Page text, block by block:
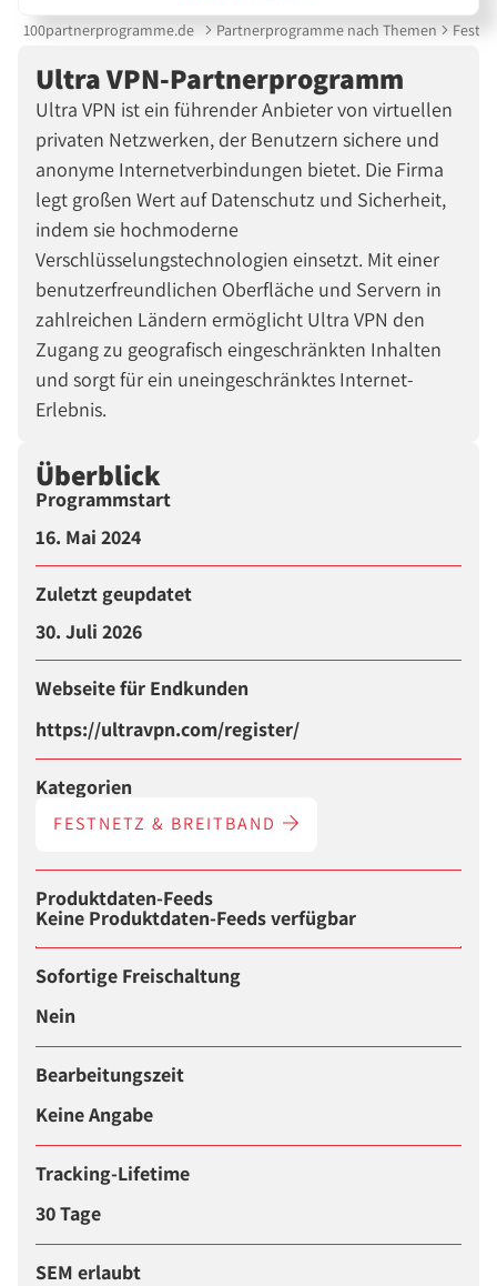
100partnerprogramme.de Partnerprogramme nach Themen
Ultra VPN-Partnerprogramm
Ultra VPN ist ein führender Anbieter von virtuellen
privaten Netzwerken, der Benutzern sichere und
anonyme Internetverbindungen bietet. Die Firma
legt großen Wert auf Datenschutz und Sicherheit,
indem sie hochmoderne
Verschlüsselungstechnologien einsetzt. Mit einer
benutzerfreundlichen Oberfläche und Servern in
zahlreichen Ländern ermöglicht Ultra VPN den
Zugang zu geografisch eingeschränkten Inhalten
und sorgt für ein uneingeschränktes Internet-
Erlebnis.
Überblick
Programmstart
16. Mai 2024
Zuletzt geupdatet
30. Juli 2026
Webseite für Endkunden
https://ultravpn.com/register/
Kategorien
FESTNETZ & BREITBAND
Produktdaten-Feeds
Keine Produktdaten-Feeds verfügbar
Sofortige Freischaltung
Nein
Bearbeitungszeit
Keine Angabe
Tracking-Lifetime
30 Tage
SEM erlaubt